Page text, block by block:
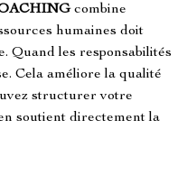
combine
humaines doit
Quand les responsabilités
Cela améliore la qualité
structurer votre
soutient directement la